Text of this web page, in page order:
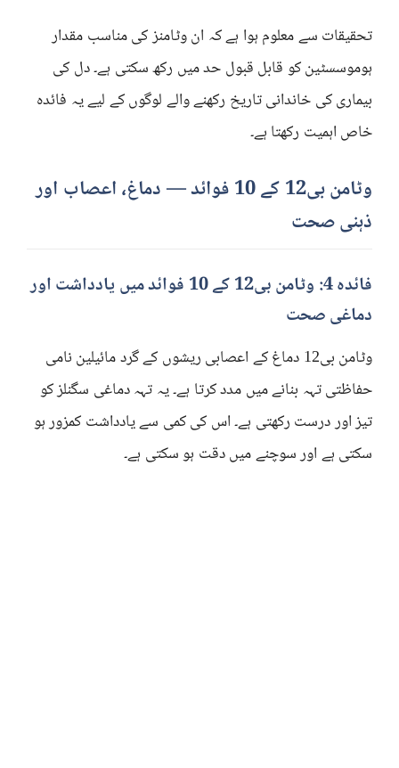
تحقیقات سے معلوم ہوا ہے کہ ان وٹامنز کی مناسب مقدار
ہوموسسٹین کو قابل قبول حد میں رکھ سکتی ہے۔ دل کی
بیماری کی خاندانی تاریخ رکھنے والے لوگوں کے لیے یہ فائدہ
خاص اہمیت رکھتا ہے۔
وٹامن بی12 کے 10 فوائد — دماغ، اعصاب اور
ذہنی صحت
فائدہ 4: وٹامن بی12 کے 10 فوائد میں یادداشت اور
دماغی صحت
وٹامن بی12 دماغ کے اعصابی ریشوں کے گرد مائیلین نامی
حفاظتی تہہ بنانے میں مدد کرتا ہے۔ یہ تہہ دماغی سگنلز کو
تیز اور درست رکھتی ہے۔ اس کی کمی سے یادداشت کمزور ہو
سکتی ہے اور سوچنے میں دقت ہو سکتی ہے۔